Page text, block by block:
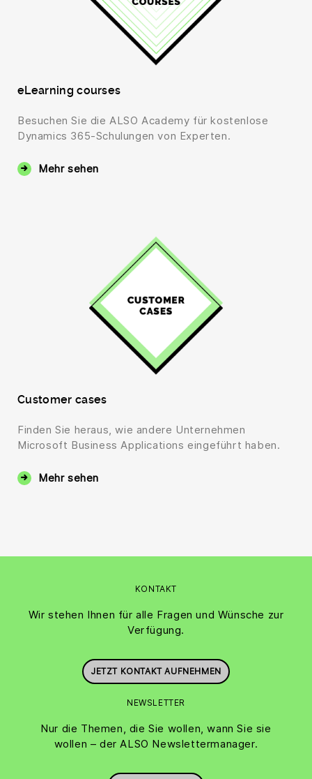
eLearning courses
Besuchen Sie die ALSO Academy für kostenlose
Dynamics 365-Schulungen von Experten.
Mehr sehen
Customer cases
Finden Sie heraus, wie andere Unternehmen
Microsoft Business Applications eingeführt haben.
Mehr sehen
KONTAKT
Wir stehen Ihnen für alle Fragen und Wünsche zur
Verfügung.
JETZT KONTAKT AUFNEHMEN
NEWSLETTER
Nur die Themen, die Sie wollen, wann Sie sie
wollen – der ALSO Newslettermanager.